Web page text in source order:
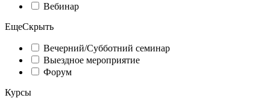
Вебинар
ЕщеСкрыть
Вечерний/Субботний семинар
Выездное мероприятие
Форум
Курсы